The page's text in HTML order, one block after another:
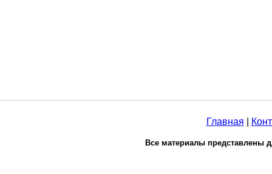
Главная
Все материалы представлены